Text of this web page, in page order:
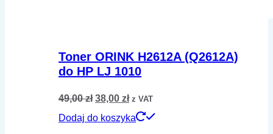
Toner ORINK H2612A (Q2612A)
do HP LJ 1010
49,00zł Pierwotna
cena
38,00 złAktualna
cena
z VAT
Dodaj do koszyka